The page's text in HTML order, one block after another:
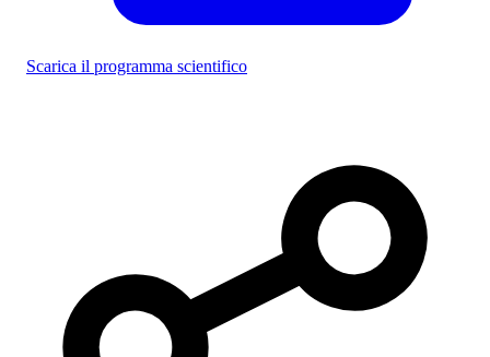
Scarica il programma scientifico